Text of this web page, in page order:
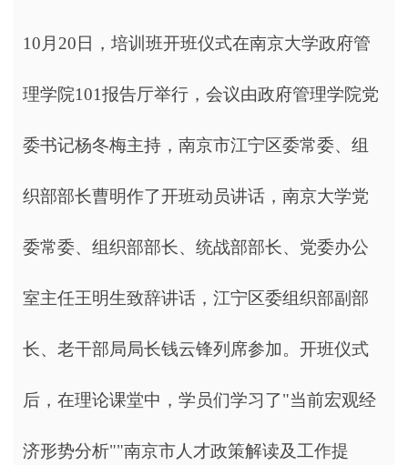
10月20日，培训班开班仪式在南京大学政府管
理学院101报告厅举行，会议由政府管理学院党
委书记杨冬梅主持，南京市江宁区委常委、组
织部部长曹明作了开班动员讲话，南京大学党
委常委、组织部部长、统战部部长、党委办公
室主任王明生致辞讲话，江宁区委组织部副部
长、老干部局局长钱云锋列席参加。开班仪式
后，在理论课堂中，学员们学习了"当前宏观经
济形势分析""南京市人才政策解读及工作提